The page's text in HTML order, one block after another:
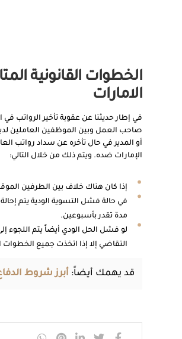
الخطوات القانونية
الامارات
في إطار حديثنا عن عقوبة تأخير الرواتب
صاحب العمل وبين الموظفين العاملين
أو المدير في حال تأخره عن سداد رواتب
الإمارات ضده. ويتم ذلك من خلال التالي:
إذا كان هناك خلاف بين الطرفين
في حالة فشل التسوية الودية يتم إحالة
مدة تقدر بأسبوعين.
لو فشل الحل الودي أيضاً يتم اللجوء
التقاضي إلا إذا اتخذت جميع الخطوات
قد يهمك أيضاً: أبرز شروط